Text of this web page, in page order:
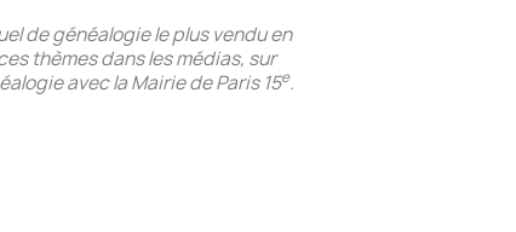
de généalogie le plus vendu en
thèmes dans les médias, sur
avec la Mairie de Paris 15e.